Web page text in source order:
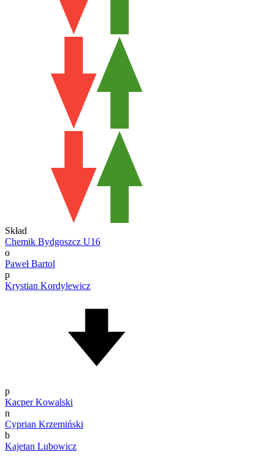
Skład
Chemik Bydgoszcz U16
o
Paweł Bartol
p
Krystian Kordylewicz
p
Kacper Kowalski
n
Cyprian Krzemiński
b
Kajetan Lubowicz